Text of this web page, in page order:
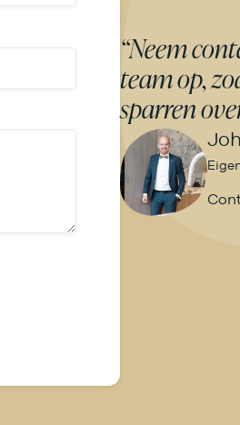
“Neem
team op,
sparren